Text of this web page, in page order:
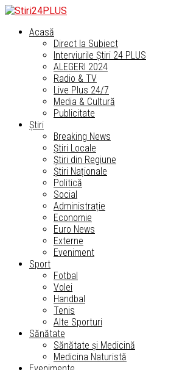
Acasă
Direct la Subiect
Interviurile Știri 24 PLUS
ALEGERI 2024
Radio & TV
Live Plus 24/7
Media & Cultură
Publicitate
Știri
Breaking News
Știri Locale
Știri din Regiune
Știri Naționale
Politică
Social
Administrație
Economie
Euro News
Externe
Eveniment
Sport
Fotbal
Volei
Handbal
Tenis
Alte Sporturi
Sănătate
Sănătate și Medicină
Medicina Naturistă